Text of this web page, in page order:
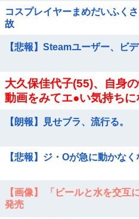
コスプレイヤーまめだいふく
故
【悲報】Steamユーザー、ビ
大久保佳代子(55)、自身
動画をみてエ●い気持ちに
【朗報】見せブラ、流行る。
【悲報】ジ・Oが急に動かなく
【画像】 「ビールと水を交互
発売